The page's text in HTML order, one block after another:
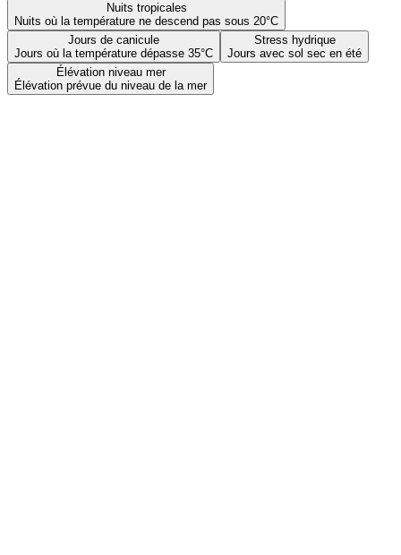
Nuits tropicales
Nuits où la température ne descend pas sous 20°C
Jours de canicule
Jours où la température dépasse 35°C
Stress hydrique
Jours avec sol sec en été
Élévation niveau mer
Élévation prévue du niveau de la mer